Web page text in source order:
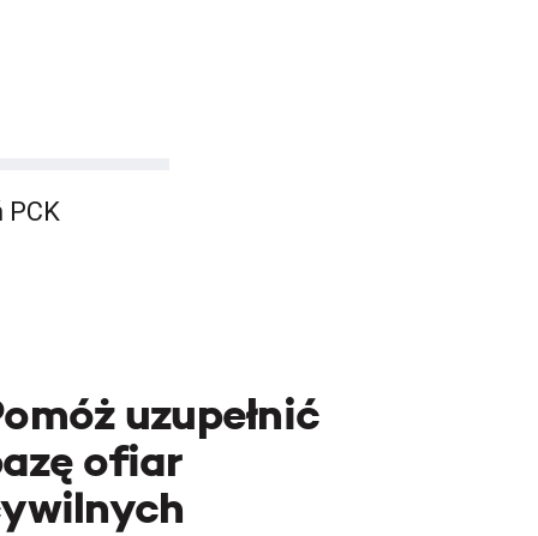
uzupełnić
ofiar